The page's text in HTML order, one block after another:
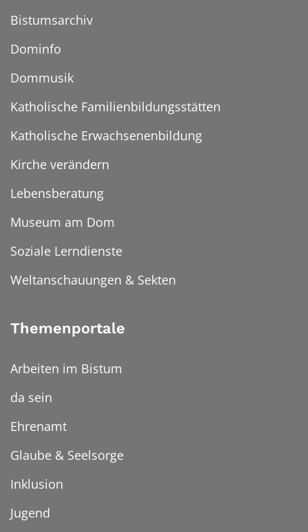
Bistumsarchiv
Dominfo
Dommusik
Katholische Familienbildungsstätten
Katholische Erwachsenenbildung
Kirche verändern
Lebensberatung
Museum am Dom
Soziale Lerndienste
Weltanschauungen & Sekten
Themenportale
Arbeiten im Bistum
da sein
Ehrenamt
Glaube & Seelsorge
Inklusion
Jugend